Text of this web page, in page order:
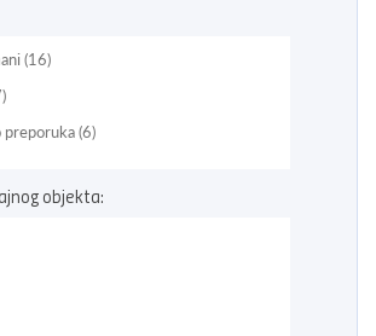
(16)
preporuka (6)
objekta: